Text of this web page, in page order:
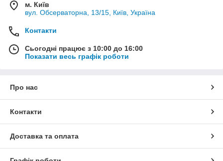
м. Київ
вул. Обсерваторна, 13/15, Київ, Україна
Контакти
Сьогодні працює з 10:00 до 16:00
Показати весь графік роботи
Про нас
Контакти
Доставка та оплата